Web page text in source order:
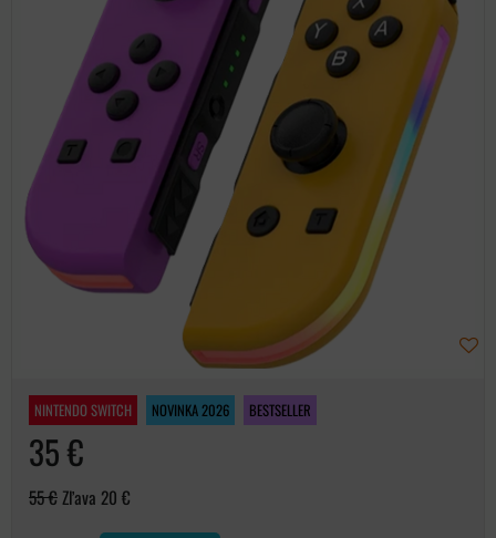
NINTENDO SWITCH NOVINKA 2026 BESTSELLER
35 €
55 € Zľava 20 €